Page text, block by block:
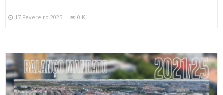
17 Fevereiro 2025 0 K